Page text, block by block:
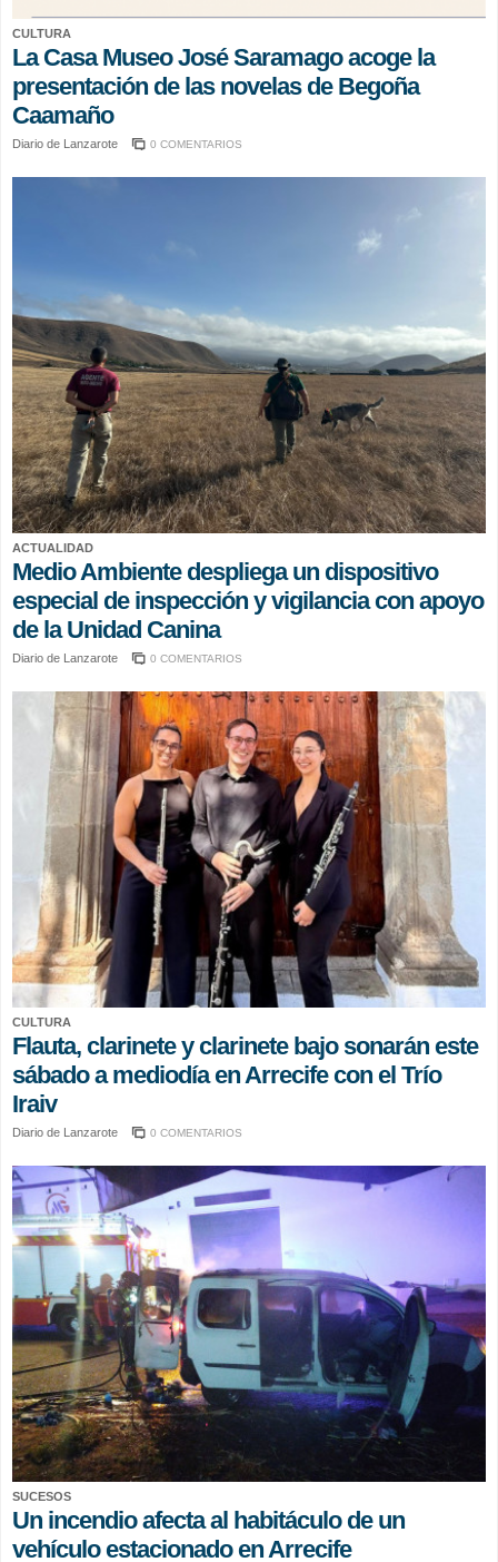
CULTURA
La Casa Museo José Saramago acoge la
presentación de las novelas de Begoña
Caamaño
Diario de Lanzarote 0 COMENTARIOS
ACTUALIDAD
Medio Ambiente despliega un dispositivo
especial de inspección y vigilancia con apoyo
de la Unidad Canina
Diario de Lanzarote 0 COMENTARIOS
CULTURA
Flauta, clarinete y clarinete bajo sonarán este
sábado a mediodía en Arrecife con el Trío
Iraiv
Diario de Lanzarote 0 COMENTARIOS
SUCESOS
Un incendio afecta al habitáculo de un
vehículo estacionado en Arrecife